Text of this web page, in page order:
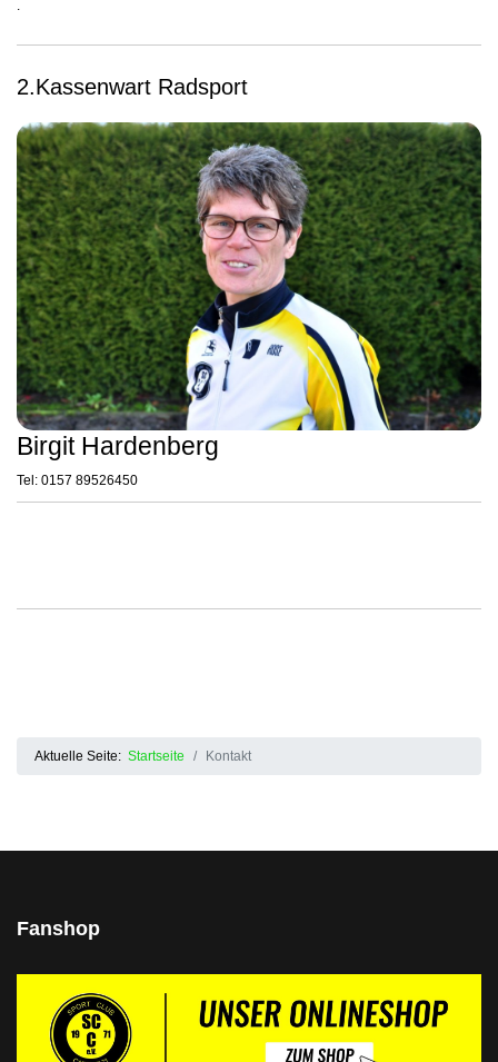
2.Kassenwart Radsport
Birgit Hardenberg
Tel: 0157 89526450
Aktuelle Seite: Startseite Kontakt
Fanshop